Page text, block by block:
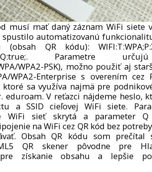
musí mať daný záznam WiFi siete
automatizovanú
QR kódu):
Parametre
WPA2-PSK), možno použiť aj
WPA2-Enterprise s overením cez
ktoré sa využíva najmä pre
eduroam. V reťazci nájdeme heslo,
a SSID cieľovej WiFi siete.
WiFi sieť skrytá a parameter Q
na WiFi cez QR kód bez
Obsah QR kódu som prečítal
QR skener pôvodne pre
získanie obsahu a lepšie